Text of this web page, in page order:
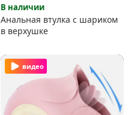
В наличии
Анальная втулка с шариком
в верхушке
видео